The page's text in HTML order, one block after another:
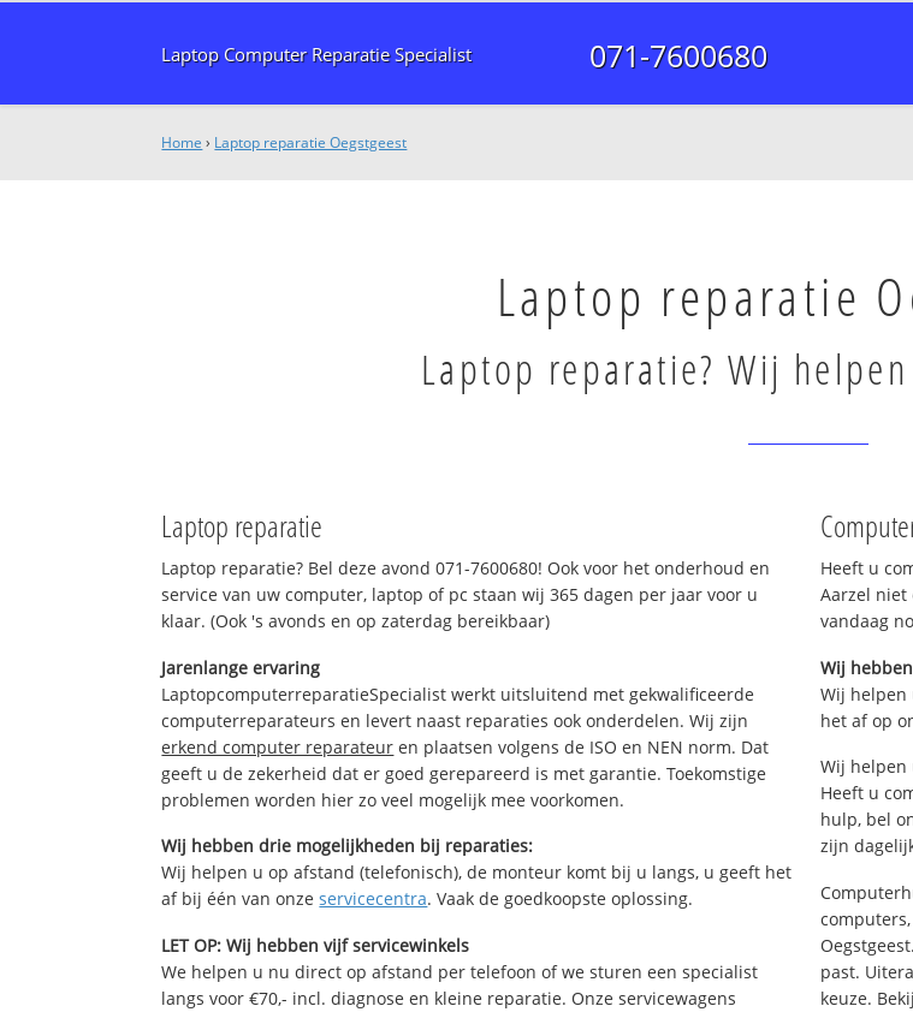
Laptop Computer Reparatie Specialist 071-7600680
Home › Laptop reparatie Oegstgeest
Laptop reparatie
Laptop reparatie? Wij
Laptop reparatie
Laptop reparatie? Bel deze avond 071-7600680! Ook voor het onderhoud en
service van uw computer, laptop of pc staan wij 365 dagen per jaar voor u
klaar. (Ook 's avonds en op zaterdag bereikbaar)
Jarenlange ervaring
LaptopcomputerreparatieSpecialist werkt uitsluitend met gekwalificeerde
computerreparateurs en levert naast reparaties ook onderdelen. Wij zijn
erkend computer reparateur en plaatsen volgens de ISO en NEN norm. Dat
geeft u de zekerheid dat er goed gerepareerd is met garantie. Toekomstige
problemen worden hier zo veel mogelijk mee voorkomen.
Wij hebben drie mogelijkheden bij reparaties:
Wij helpen u op afstand (telefonisch), de monteur komt bij u langs, u geeft het
af bij één van onzeservicecentra. Vaak de goedkoopste oplossing.
LET OP: Wij hebben vijf servicewinkels
We helpen u nu direct op afstand per telefoon of we sturen een specialist
langs voor €70,- incl. diagnose en kleine reparatie. Onze servicewagens
Heeft u
Aarzel niet
vandaag
Wij
Wij helpen
het af op
Wij helpen
Heeft u
hulp, bel
zijn
past.
keuze.